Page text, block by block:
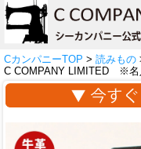
CカンパニーTOP > 読みもの
C COMPANY LIMITED ※名